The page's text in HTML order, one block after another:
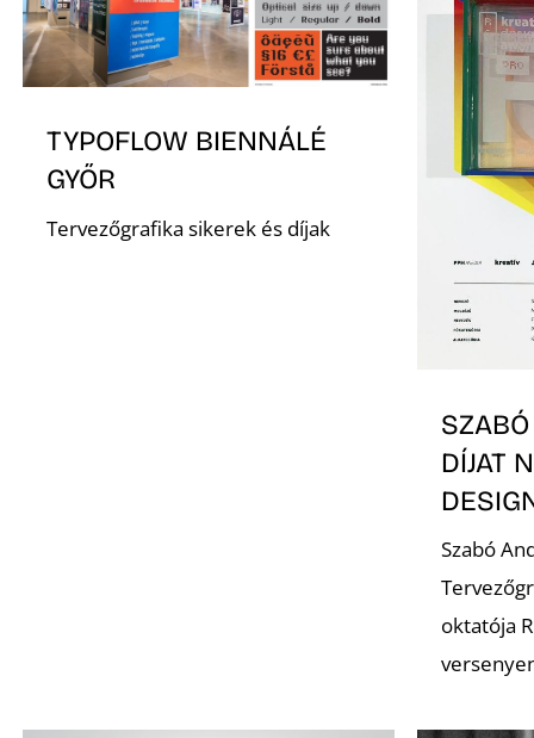
TYPOFLOW BIENNÁLÉ
GYŐR
Tervezőgrafika sikerek és díjak
DÍJAT
Szabó
oktatója